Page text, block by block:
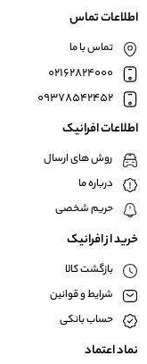
اطلاعات تماس
تماس با ما
02162824000
09378542452
اطلاعات افرانیک
روش های ارسال
درباره ما
حریم شخصی
خرید از افرانیک
بازگشت کالا
شرایط و قوانین
حساب بانکی
نماد اعتماد